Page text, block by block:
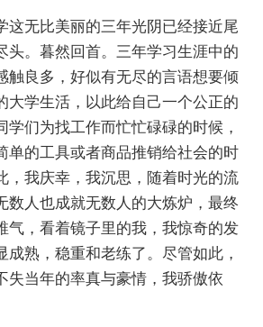
无比美丽的三年光阴已经接近尾
头。暮然回首。三年学习生涯中的
触良多，好似有无尽的言语想要倾
大学生活，以此给自己一个公正的
学们为找工作而忙忙碌碌的时候，
单的工具或者商品推销给社会的时
，我庆幸，我沉思，随着时光的流
数人也成就无数人的大炼炉，最终
气，看着镜子里的我，我惊奇的发
成熟，稳重和老练了。尽管如此，
失当年的率真与豪情，我骄傲依